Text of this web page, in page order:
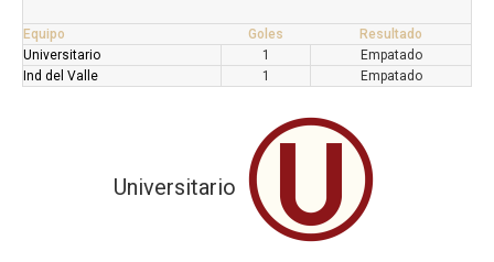
Equipo Goles
Resultado
Universitario
1
Empatado
Ind del Valle
1 Empatado
Universitario